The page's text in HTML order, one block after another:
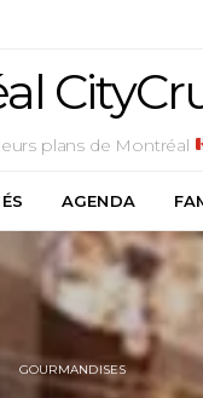
plans de Montréal
AGENDA
GOURMANDISES